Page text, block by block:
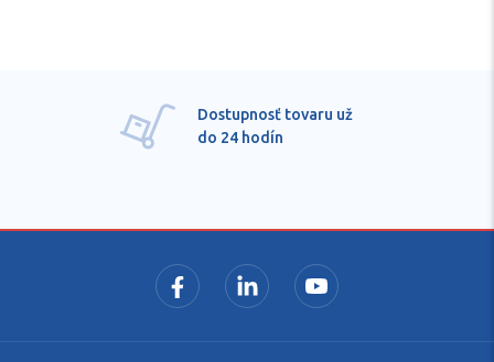
Dostupnosť tovaru už
do 24 hodín